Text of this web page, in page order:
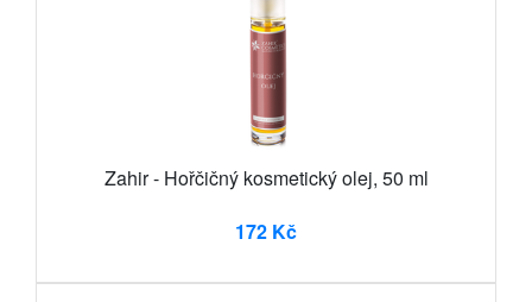
Zahir - Hořčičný kosmetický olej, 50 ml
172 Kč